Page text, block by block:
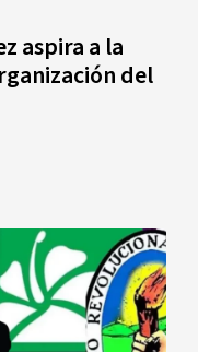
aspira a la
del